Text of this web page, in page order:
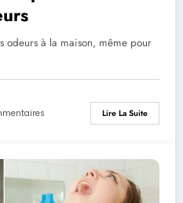
odeurs à la maison, même pour
Lire La Suite